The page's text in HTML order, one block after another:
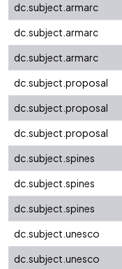
dc.subject.armarc
dc.subject.armarc
dc.subject.armarc
dc.subject.proposal
dc.subject.proposal
dc.subject.proposal
dc.subject.spines
dc.subject.spines
dc.subject.spines
dc.subject.unesco
dc.subject.unesco